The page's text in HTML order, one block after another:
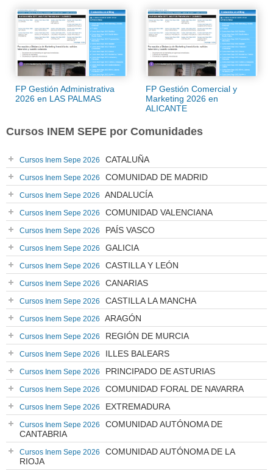
FP Gestión Administrativa
2026 en LAS PALMAS
FP Gestión Comercial y
Marketing 2026 en
ALICANTE
Cursos INEM SEPE por Comunidades
Cursos Inem Sepe 2026 CATALUÑA
Cursos Inem Sepe 2026 COMUNIDAD DE MADRID
Cursos Inem Sepe 2026 ANDALUCÍA
Cursos Inem Sepe 2026 COMUNIDAD VALENCIANA
Cursos Inem Sepe 2026 PAÍS VASCO
Cursos Inem Sepe 2026 GALICIA
Cursos Inem Sepe 2026 CASTILLA Y LEÓN
Cursos Inem Sepe 2026 CANARIAS
Cursos Inem Sepe 2026 CASTILLA LA MANCHA
Cursos Inem Sepe 2026 ARAGÓN
Cursos Inem Sepe 2026 REGIÓN DE MURCIA
Cursos Inem Sepe 2026 ILLES BALEARS
Cursos Inem Sepe 2026 PRINCIPADO DE ASTURIAS
Cursos Inem Sepe 2026 COMUNIDAD FORAL DE NAVARRA
Cursos Inem Sepe 2026 EXTREMADURA
Cursos Inem Sepe 2026
COMUNIDAD AUTÓNOMA DE
CANTABRIA
Cursos Inem Sepe 2026
COMUNIDAD AUTÓNOMA DE LA
RIOJA